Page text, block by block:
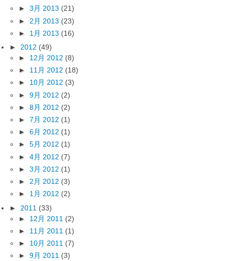
► 3月 2013 (21)
► 2月 2013 (23)
► 1月 2013 (16)
► 2012 (49)
► 12月 2012 (8)
► 11月 2012 (18)
► 10月 2012 (3)
► 9月 2012 (2)
► 8月 2012 (2)
► 7月 2012 (1)
► 6月 2012 (1)
► 5月 2012 (1)
► 4月 2012 (7)
► 3月 2012 (1)
► 2月 2012 (3)
► 1月 2012 (2)
► 2011 (33)
► 12月 2011 (2)
► 11月 2011 (1)
► 10月 2011 (7)
► 9月 2011 (3)